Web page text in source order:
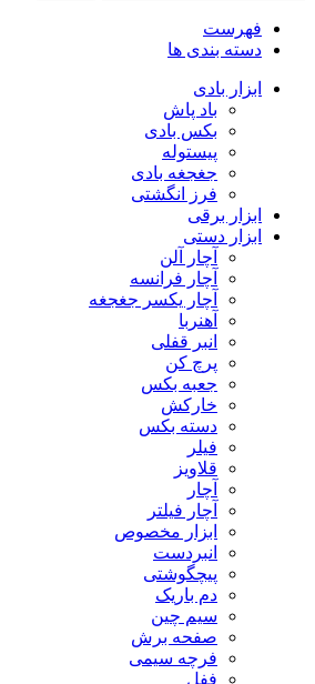
فهرست
دسته بندی ها
ابزار بادی
باد پاش
بکس بادی
پیستوله
جغجغه بادی
فرز انگشتی
ابزار برقی
ابزار دستی
آچار آلن
آچار فرانسه
آچار یکسر جغجغه
آهنربا
انبر قفلی
پرچ کن
جعبه بکس
خارکش
دسته بکس
فیلر
قلاویز
آچار
آچار فیلتر
ابزار مخصوص
انبردست
پیچگوشتی
دم باریک
سیم چین
صفحه برش
فرچه سیمی
ففل